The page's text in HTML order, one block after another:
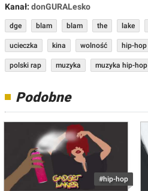
Kanał: donGURALesko
dge blam blam the lake
ucieczka kina wolność hip-hop
polski rap muzyka muzyka hip-hop
Podobne
#hip-hop